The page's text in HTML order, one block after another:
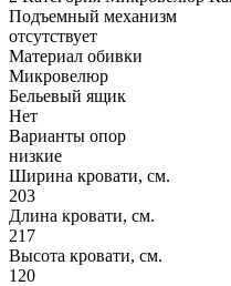
Подъемный механизм
отсутствует
Материал обивки
Микровелюр
Бельевый ящик
Нет
Варианты опор
низкие
Ширина кровати, см.
203
Длина кровати, см.
217
Высота кровати, см.
120